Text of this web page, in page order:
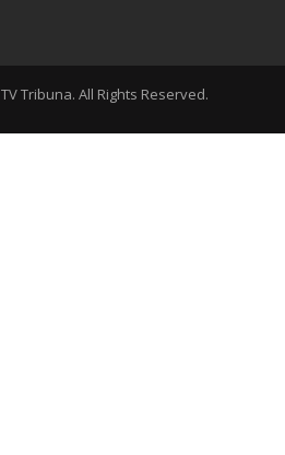
Tribuna. All Rights Reserved.